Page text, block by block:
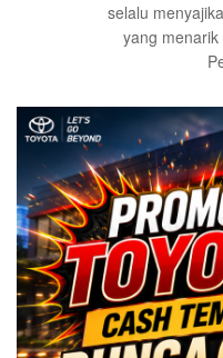
selalu
yang